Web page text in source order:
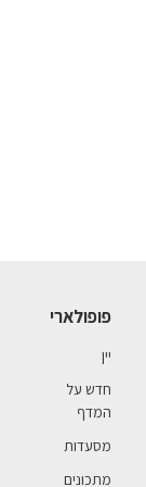
פופולארי
יין
חדש על
המדף
מסעדות
מתכונים